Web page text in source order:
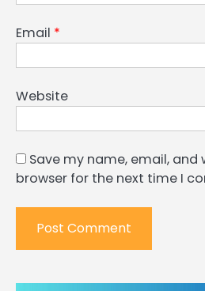
Email *
Website
Save my name, email, and
browser for the next time I